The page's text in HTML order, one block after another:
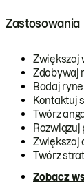
Zastosowania
Zwiększaj
Zdobywaj
Badaj
Kontaktuj
Twórz
Zwiększaj
Twórz
Zobacz